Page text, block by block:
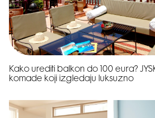
Kako urediti balkon do 100 eura?
komade koji izgledaju luksuzno